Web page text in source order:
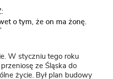
o tym, że on ma żonę.
W styczniu tego roku
ze Śląska do
życie. Był plan budowy